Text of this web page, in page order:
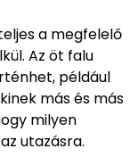
a megfelelő
Az öt falu
például
más és más
milyen
utazásra.